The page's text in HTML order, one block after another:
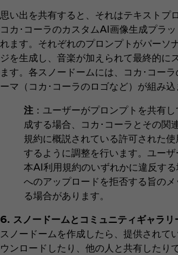
思い出を共有すると、それはテキストプ
コカ･コーラのカスタムAI画像生成プラ
れます。それぞれのプロンプトがパーソ
ジを生成し、音楽が加えられて最終的に
ます。各スノードームには、コカ･コー
ーマ（コカ･コーラのロゴなど）が組み込
注 ：ユーザーがプロンプトを共有
成する場合、コカ･コーラとその関
規約に概説されている許可された
するように調整を行います。ユー
本AI利用規約のいずれかに違反す
へのアップロードを拒否する旨の
る場合があります。
6. スノードームとコミュニティギャラリ
スノードームを作成したら、提供されて
ウンロードしたり、他の人と共有したり